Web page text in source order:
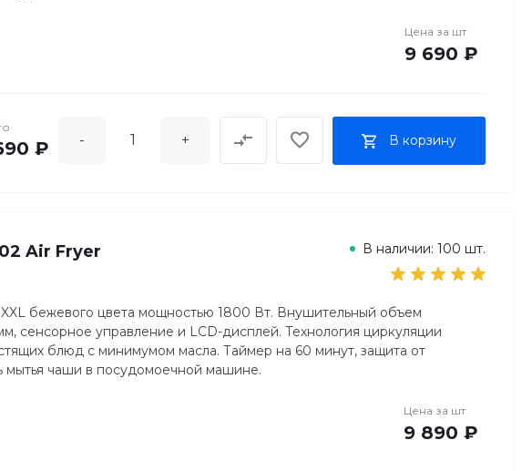
Цена за шт
9 690 ₽
₽ - + В корзину
Air Fryer
В наличии: 100 шт.
бежевого цвета мощностью 1800 Вт. Внушительный объем
сенсорное управление и LCD-дисплей. Технология циркуляции
блюд с минимумом масла. Таймер на 60 минут, защита от
мытья чаши в посудомоечной машине.
Цена за шт
9 890 ₽